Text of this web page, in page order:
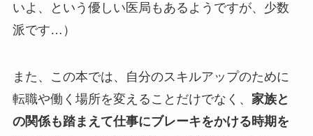
いよ、という優しい医局もあるようですが、少数
派です…）
また、この本では、自分のスキルアップのために
転職や働く場所を変えることだけでなく、 家族と
の関係も踏まえて仕事にブレーキをかける時期を